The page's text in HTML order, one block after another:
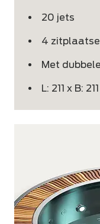
20 jets
4
Met
L: 211 x B: